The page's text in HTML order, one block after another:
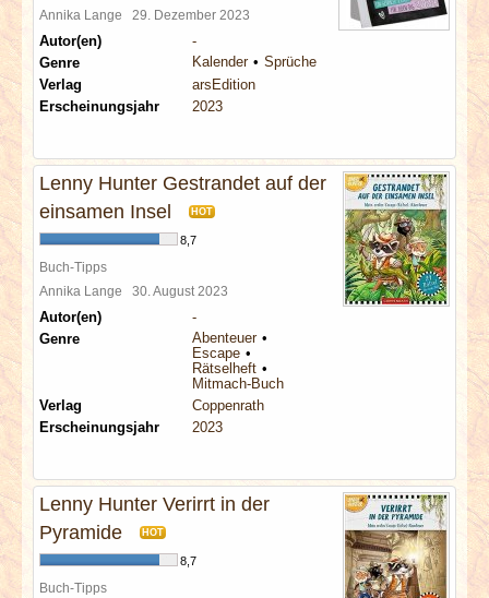
Annika Lange 29. Dezember 2023
Autor(en)
-
Genre
Kalender
Sprüche
Verlag
arsEdition
Erscheinungsjahr
2023
Lenny Hunter Gestrandet auf der
einsamen Insel
HOT
8,7
Buch-Tipps
Annika Lange 30. August 2023
Autor(en)
-
Genre
Abenteuer
Escape
Rätselheft
Mitmach-Buch
Verlag
Coppenrath
Erscheinungsjahr
2023
Lenny Hunter Verirrt in der
Pyramide
HOT
8,7
Buch-Tipps